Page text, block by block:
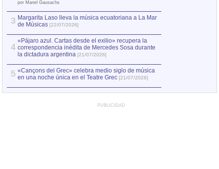
por Manel Gausachs
3 Margarita Laso lleva la música ecuatoriana a La Mar
de Músicas [22/07/2026]
4
«Pájaro azul. Cartas desde el exilio» recupera la
correspondencia inédita de Mercedes Sosa durante
la dictadura argentina [21/07/2026]
5 «Cançons del Grec» celebra medio siglo de música
en una noche única en el Teatre Grec [21/07/2026]
PUBLICIDAD